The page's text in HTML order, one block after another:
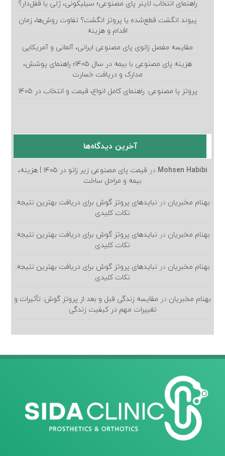
راهنمای انتخاب لاینر پای مصنوعی؛ سیلیکونی، ژلی یا قفل‌دار؟
پیوند انگشت قطع‌شده یا پروتز انگشت؟ تفاوت روش‌ها، زمان
اقدام و هزینه
مقایسه مفصل زانوی پای مصنوعی ایرانی، آلمانی و آمریکایی
هزینه پای مصنوعی با بیمه در سال ۱۴۰۵؛ راهنمای پوشش،
مدارک و دریافت خسارت
پروتز پا مصنوعی: راهنمای کامل انواع، قیمت و انتخاب در ۱۴۰۵
آخرین دیدگاه‌ها
Mohsen Habibi در
قیمت پای مصنوعی زیر زانو در ۱۴۰۵ | هزینه،
بیمه و مراحل ساخت
بهنام مخبریان در نبایدهای پروتز گوش برای دریافت بهترین نتیجه:
نکات کلیدی
بهنام مخبریان در نبایدهای پروتز گوش برای دریافت بهترین نتیجه:
نکات کلیدی
بهنام مخبریان در نبایدهای پروتز گوش برای دریافت بهترین نتیجه:
نکات کلیدی
بهنام مخبریان در مقایسه زندگی قبل و بعد از پروتز گوش: تأثیرات و
تغییرات مهم در کیفیت زندگی